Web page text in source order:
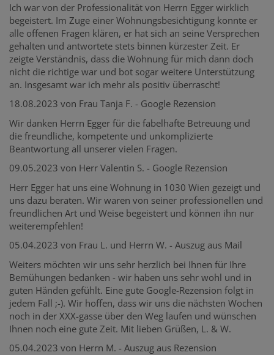
Ich war von der Professionalität von Herrn Egger wirklich
begeistert. Im Zuge einer Wohnungsbesichtigung konnte er
alle offenen Fragen klären, er hat sich an seine Versprechen
gehalten und antwortete stets binnen kürzester Zeit. Er
zeigte Verständnis, dass die Wohnung für mich dann doch
nicht die richtige war und bot sogar weitere Unterstützung
an. Insgesamt war ich mehr als positiv überrascht!
18.08.2023 von Frau Tanja F. - Google Rezension
Wir danken Herrn Egger für die fabelhafte Betreuung und
die freundliche, kompetente und unkomplizierte
Beantwortung all unserer vielen Fragen.
09.05.2023 von Herr Valentin S. - Google Rezension
Herr Egger hat uns eine Wohnung in 1030 Wien gezeigt und
uns dazu beraten. Wir waren von seiner professionellen und
freundlichen Art und Weise begeistert und können ihn nur
weiterempfehlen!
05.04.2023 von Frau L. und Herrn W. - Auszug aus Mail
Weiters möchten wir uns sehr herzlich bei Ihnen für Ihre
Bemühungen bedanken - wir haben uns sehr wohl und in
guten Händen gefühlt. Eine gute Google-Rezension folgt in
jedem Fall ;-). Wir hoffen, dass wir uns die nächsten Wochen
noch in der XXX-gasse über den Weg laufen und wünschen
Ihnen noch eine gute Zeit. Mit lieben Grüßen, L. & W.
05.04.2023 von Herrn M. - Auszug aus Rezension